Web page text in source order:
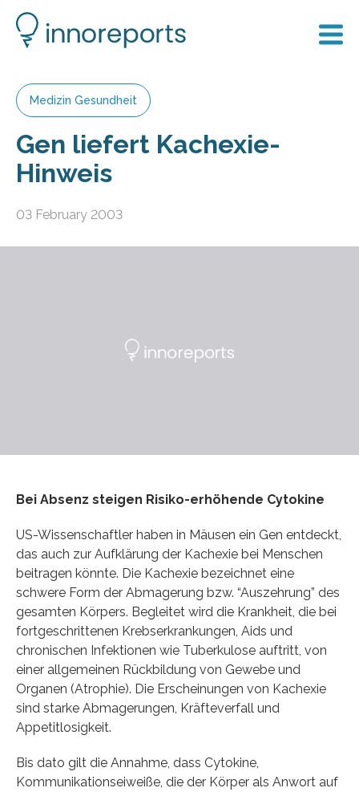
Medizin Gesundheit
Gen liefert Kachexie-
Hinweis
03 February 2003
Bei Absenz steigen Risiko-erhöhende Cytokine
US-Wissenschaftler haben in Mäusen ein Gen entdeckt,
das auch zur Aufklärung der Kachexie bei Menschen
beitragen könnte. Die Kachexie bezeichnet eine
schwere Form der Abmagerung bzw. “Auszehrung” des
gesamten Körpers. Begleitet wird die Krankheit, die bei
fortgeschrittenen Krebserkrankungen, Aids und
chronischen Infektionen wie Tuberkulose auftritt, von
einer allgemeinen Rückbildung von Gewebe und
Organen (Atrophie). Die Erscheinungen von Kachexie
sind starke Abmagerungen, Kräfteverfall und
Appetitlosigkeit.
Bis dato gilt die Annahme, dass Cytokine,
Kommunikationseiweiße, die der Körper als Anwort auf